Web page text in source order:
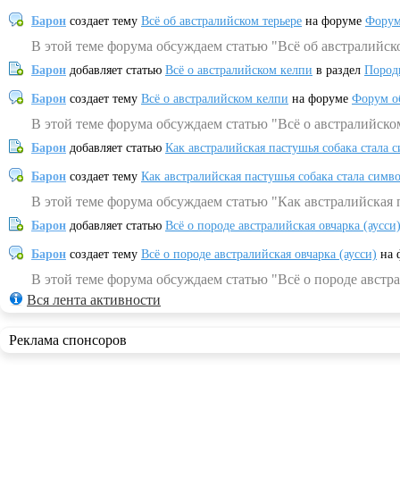
Барон создает тему Всё об австралийском терьере на форуме
В этой теме форума обсуждаем статью "Всё об
Барон добавляет статью Всё о австралийском келпи в раздел
Барон создает тему Всё о австралийском келпи на форуме Форум
В этой теме форума обсуждаем статью "Всё о
Барон добавляет статью Как австралийская пастушья собака
Барон создает тему Как австралийская пастушья собака стала
В этой теме форума обсуждаем статью "Как
Барон добавляет статью Всё о породе австралийская овчарка (аусси)
Барон создает тему Всё о породе австралийская овчарка (аусси) на
В этой теме форума обсуждаем статью "Всё о породе
Вся лента активности
Реклама спонсоров